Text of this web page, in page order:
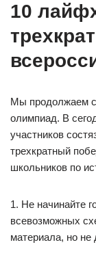
10
Мы продолжаем
олимпиад. В
участников
трехкратный
школьников по
1. Не начинайте
всевозможных
материала, но